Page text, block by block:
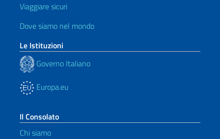
Viaggiare sicuri
Dove siamo nel mondo
Le Istituzioni
Governo Italiano
Europa.eu
Il Consolato
Chi siamo